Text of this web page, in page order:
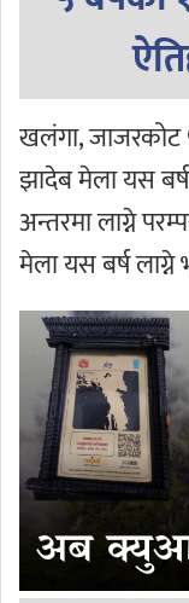
खलंगा, जाजरकोट
झादेब मेला यस
अन्तरमा लाग्ने
मेला यस बर्ष